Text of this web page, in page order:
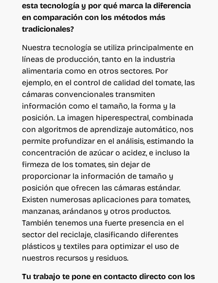
esta tecnología y por qué marca la diferencia
en comparación con los métodos más
tradicionales?
Nuestra tecnología se utiliza principalmente en
líneas de producción, tanto en la industria
alimentaria como en otros sectores. Por
ejemplo, en el control de calidad del tomate, las
cámaras convencionales transmiten
información como el tamaño, la forma y la
posición. La imagen hiperespectral, combinada
con algoritmos de aprendizaje automático, nos
permite profundizar en el análisis, estimando la
concentración de azúcar o acidez, e incluso la
firmeza de los tomates, sin dejar de
proporcionar la información de tamaño y
posición que ofrecen las cámaras estándar.
Existen numerosas aplicaciones para tomates,
manzanas, arándanos y otros productos.
También tenemos una fuerte presencia en el
sector del reciclaje, clasificando diferentes
plásticos y textiles para optimizar el uso de
nuestros recursos y residuos.
Tu trabajo te pone en contacto directo con los